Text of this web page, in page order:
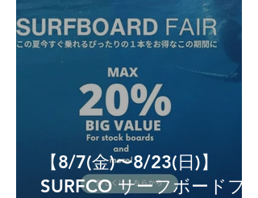
用いただけます
【8/7(金)〜8/23(日)】
SURFCO サーフボードフェ